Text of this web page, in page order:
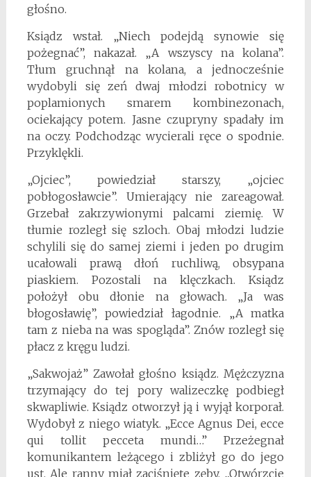
głośno.
Ksiądz wstał. „Niech podejdą synowie się
pożegnać”, nakazał. „A wszyscy na kolana”.
Tłum gruchnął na kolana, a jednocześnie
wydobyli się zeń dwaj młodzi robotnicy w
poplamionych smarem kombinezonach,
ociekający potem. Jasne czupryny spadały im
na oczy. Podchodząc wycierali ręce o spodnie.
Przyklękli.
„Ojciec”, powiedział starszy, „ojciec
pobłogosławcie”. Umierający nie zareagował.
Grzebał zakrzywionymi palcami ziemię. W
tłumie rozległ się szloch. Obaj młodzi ludzie
schylili się do samej ziemi i jeden po drugim
ucałowali prawą dłoń ruchliwą, obsypana
piaskiem. Pozostali na klęczkach. Ksiądz
położył obu dłonie na głowach. „Ja was
błogosławię”, powiedział łagodnie. „A matka
tam z nieba na was spogląda”. Znów rozległ się
płacz z kręgu ludzi.
„Sakwojaż” Zawołał głośno ksiądz. Mężczyzna
trzymający do tej pory walizeczkę podbiegł
skwapliwie. Ksiądz otworzył ją i wyjął korporał.
Wydobył z niego wiatyk. „Ecce Agnus Dei, ecce
qui tollit pecceta mundi…” Przeżegnał
komunikantem leżącego i zbliżył go do jego
ust. Ale ranny miał zaciśnięte zęby. „Otwórzcie